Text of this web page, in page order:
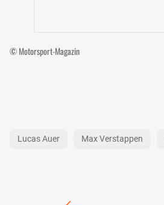
© Motorsport-Magazin
Lucas Auer Max Verstappen